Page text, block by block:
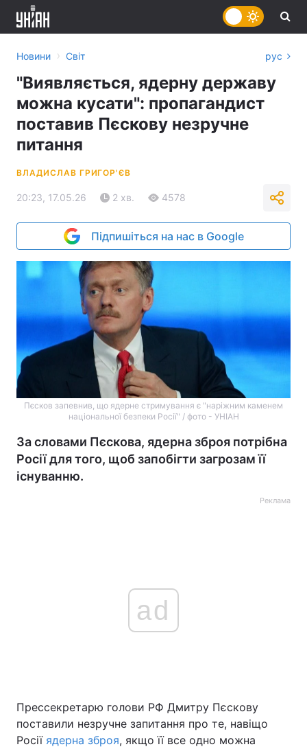
Україна Політика
Економіка Світ
Новини › Світ рус
"Виявляється, ядерну державу
можна кусати": пропагандист
поставив Пєскову незручне
питання
ВЛАДИСЛАВ ГРИГОР'ЄВ
20:23, 17.05.26 2 хв. 4578
Підпишіться на нас в Google
Пєсков запевнив, що ядерне стримування є "наріжним каменем
національної безпеки Росії" / фото - УНІАН
За словами Пєскова, ядерна зброя потрібна
Росії для того, щоб запобігти загрозам її
існуванню.
Реклама
ad
Прессекретарю голови РФ Дмитру Пєскову
поставили незручне запитання про те, навіщо
Росії ядерна зброя, якщо її все одно можна